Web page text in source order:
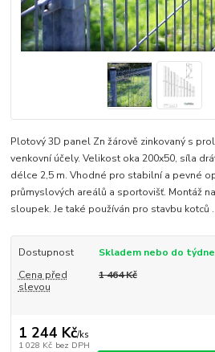
Plotový 3D panel Zn žárově zinkovaný s
venkovní účely. Velikost oka 200x50, síla
délce 2,5 m. Vhodné pro stabilní a pevné
průmyslových areálů a sportovišť. Montáž
sloupek. Je také používán pro stavbu kotců
Dostupnost
Skladem nebo do týdne
Cena před
slevou
1 464 Kč
1 244 Kč/ks
1 028 Kč bez DPH